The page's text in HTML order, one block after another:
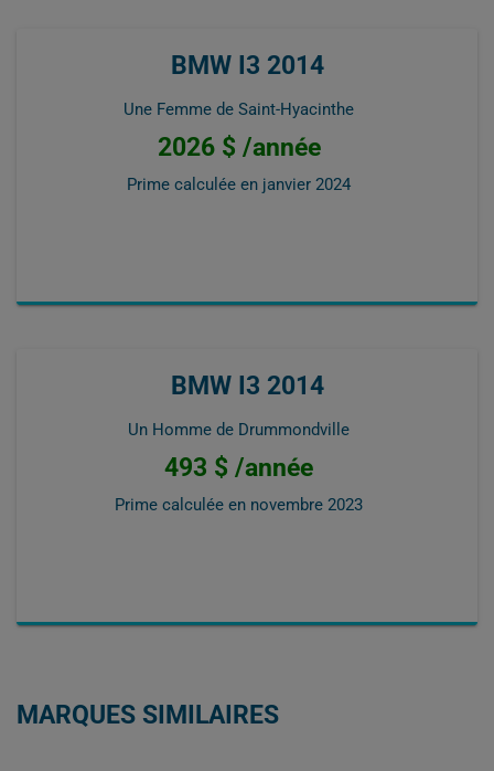
BMW I3 2014
Une Femme de Saint-Hyacinthe
2026 $ /année
Prime calculée en janvier 2024
BMW I3 2014
Un Homme de Drummondville
493 $ /année
Prime calculée en novembre 2023
MARQUES SIMILAIRES